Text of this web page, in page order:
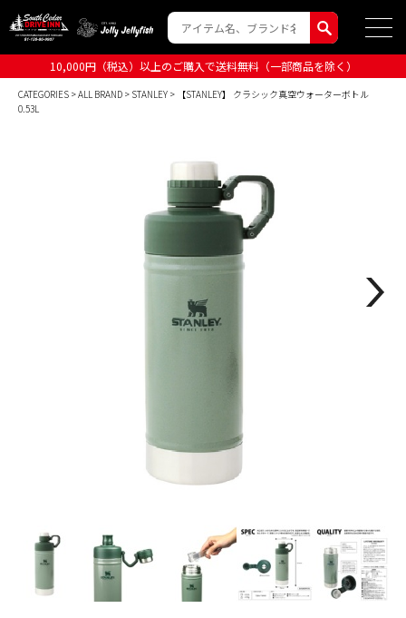
10,000円（税込）以上のご購入で送料無料（一部商品を除く）
CATEGORIES >ALL BRAND > STANLEY > 【STANLEY】 クラシック真空ウォーターボトル
0.53L